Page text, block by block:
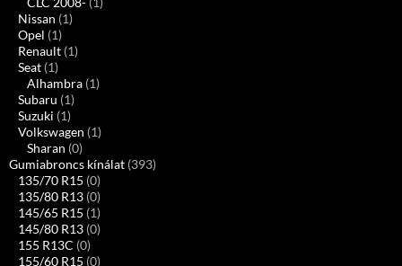
Nissan (1)
Opel (1)
Renault (1)
Seat (1)
Alhambra (1)
Subaru (1)
Suzuki (1)
Volkswagen (1)
Sharan (0)
Gumiabroncs kínálat (393)
135/70 R15 (0)
135/80 R13 (0)
145/65 R15 (1)
145/80 R13 (0)
155 R13C (0)
155/60 R15 (0)